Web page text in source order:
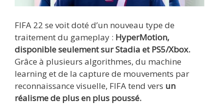
FIFA 22 se voit doté d’un nouveau type de
traitement du gameplay : HyperMotion,
disponible seulement sur Stadia et PS5/Xbox.
Grâce à plusieurs algorithmes, du machine
learning et de la capture de mouvements par
reconnaissance visuelle, FIFA tend vers un
réalisme de plus en plus poussé.